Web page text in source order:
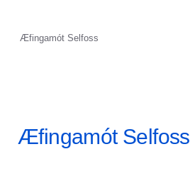
Æfingamót Selfoss
Æfingamót Selfoss